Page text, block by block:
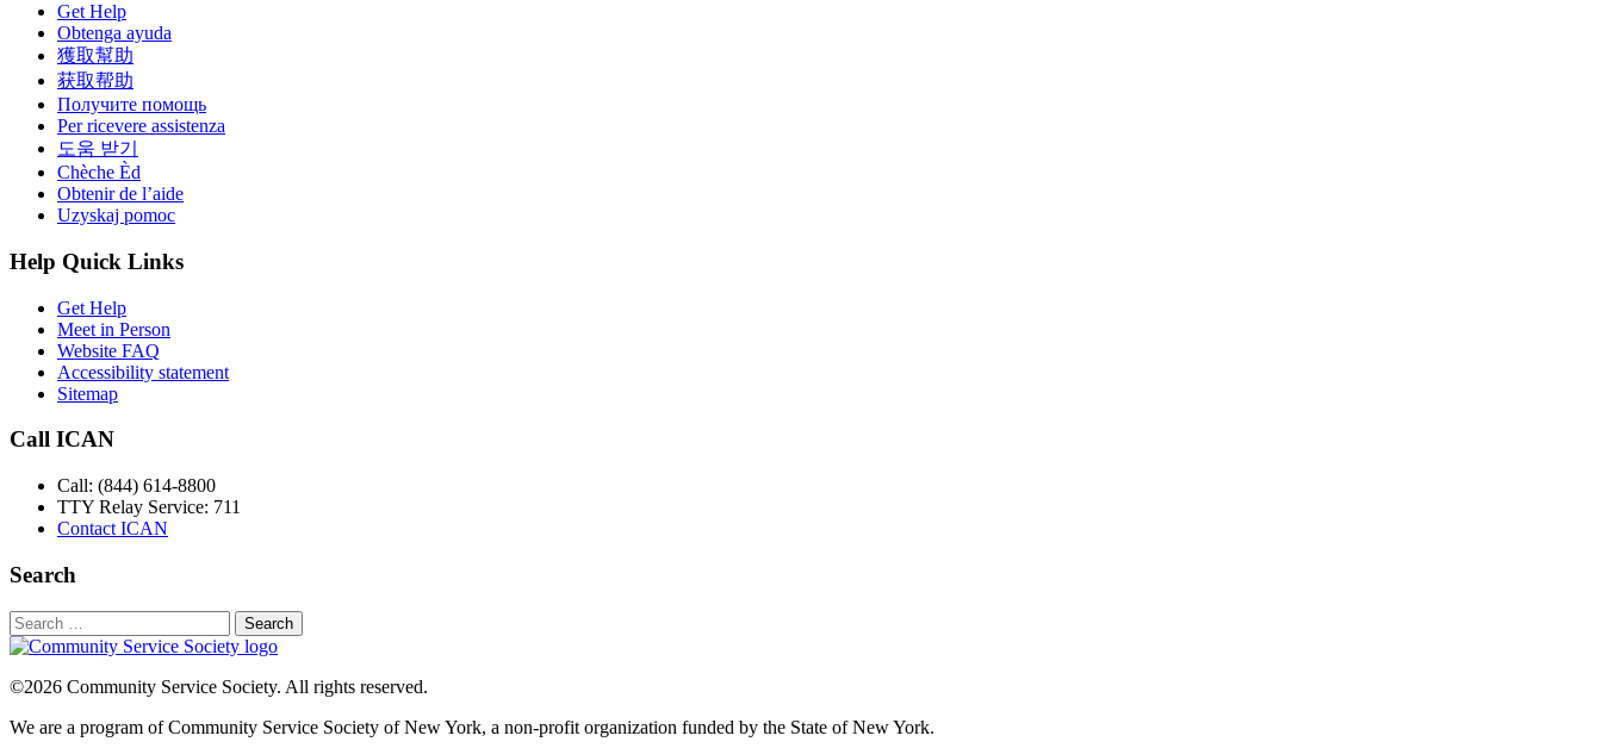
Get Help
Obtenga ayuda
獲取幫助
获取帮助
Получите помощь
Per ricevere assistenza
도움 받기
Chèche Èd
Obtenir de l’aide
Uzyskaj pomoc
Help Quick Links
Get Help
Meet in Person
Website FAQ
Accessibility statement
Sitemap
Call ICAN
Call: (844) 614-8800
TTY Relay Service: 711
Contact ICAN
Search
Search
for:
©2026 Community Service Society. All rights reserved.
We are a program of Community Service Society of New York, a non-profit organization funded by the State of New York.